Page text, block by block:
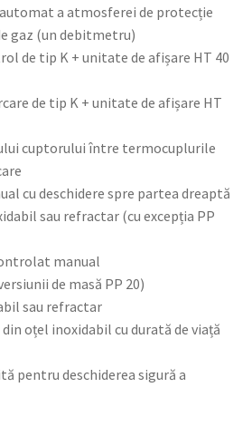
a atmosferei de protecție
gaz (un debitmetru)
de tip K + unitate de afișare HT 40
de tip K + unitate de afișare HT
cuptorului între termocuplurile
cu deschidere spre partea dreaptă
sau refractar (cu excepția PP
manual
de masă PP 20)
sau refractar
oțel inoxidabil cu durată de viață
pentru deschiderea sigură a